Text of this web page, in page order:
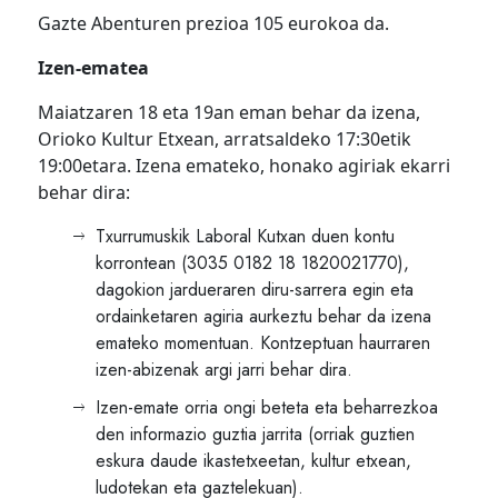
Gazte Abenturen prezioa 105 eurokoa da.
Izen-ematea
Maiatzaren 18 eta 19an eman behar da izena,
Orioko Kultur Etxean, arratsaldeko 17:30etik
19:00etara. Izena emateko, honako agiriak ekarri
behar dira:
Txurrumuskik Laboral Kutxan duen kontu
korrontean (3035 0182 18 1820021770),
dagokion jardueraren diru-sarrera egin eta
ordainketaren agiria aurkeztu behar da izena
emateko momentuan. Kontzeptuan haurraren
izen-abizenak argi jarri behar dira.
Izen-emate orria ongi beteta eta beharrezkoa
den informazio guztia jarrita (orriak guztien
eskura daude ikastetxeetan, kultur etxean,
ludotekan eta gaztelekuan).